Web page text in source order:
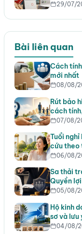
29/07/
Bài liên quan
Cách
mới nhất
08/08/
Rút bảo
cách
07/08/
Tuổi
cứu theo
06/08/
Sa thải
Quyền
05/08/
Hộ kinh
sơ và lưu
04/08/